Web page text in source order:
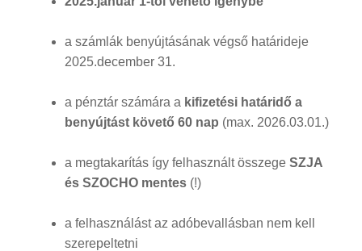
a számlák benyújtásának végső határideje
2025.december 31.
a pénztár számára a kifizetési határidő a
benyújtást követő 60 nap (max. 2026.03.01.)
a megtakarítás így felhasznált összege SZJA
és SZOCHO mentes (!)
a felhasználást az adóbevallásban nem kell
szerepeltetni